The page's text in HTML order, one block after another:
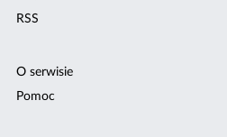
RSS
O serwisie
Pomoc